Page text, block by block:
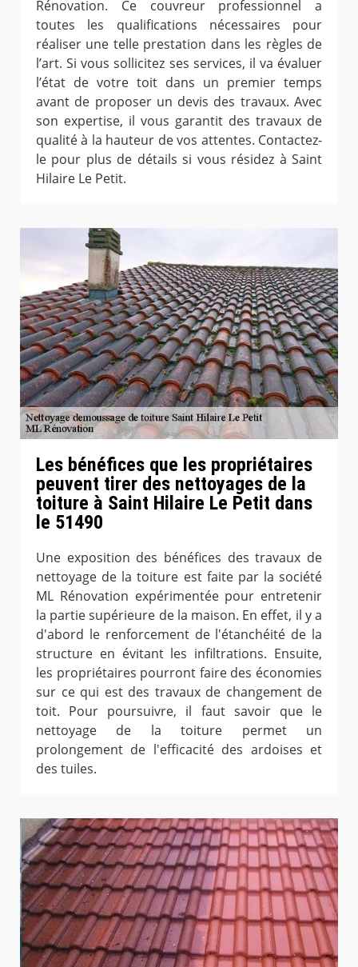
Rénovation. Ce couvreur professionnel a
toutes les qualifications nécessaires pour
réaliser une telle prestation dans les règles de
l’art. Si vous sollicitez ses services, il va évaluer
l’état de votre toit dans un premier temps
avant de proposer un devis des travaux. Avec
son expertise, il vous garantit des travaux de
qualité à la hauteur de vos attentes. Contactez-
le pour plus de détails si vous résidez à Saint
Hilaire Le Petit.
Les bénéfices que les propriétaires
peuvent tirer des nettoyages de la
toiture à Saint Hilaire Le Petit dans
le 51490
Une exposition des bénéfices des travaux de
nettoyage de la toiture est faite par la société
ML Rénovation expérimentée pour entretenir
la partie supérieure de la maison. En effet, il y a
d'abord le renforcement de l'étanchéité de la
structure en évitant les infiltrations. Ensuite,
les propriétaires pourront faire des économies
sur ce qui est des travaux de changement de
toit. Pour poursuivre, il faut savoir que le
nettoyage de la toiture permet un
prolongement de l'efficacité des ardoises et
des tuiles.